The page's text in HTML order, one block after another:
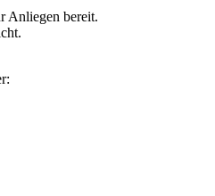
Anliegen bereit.